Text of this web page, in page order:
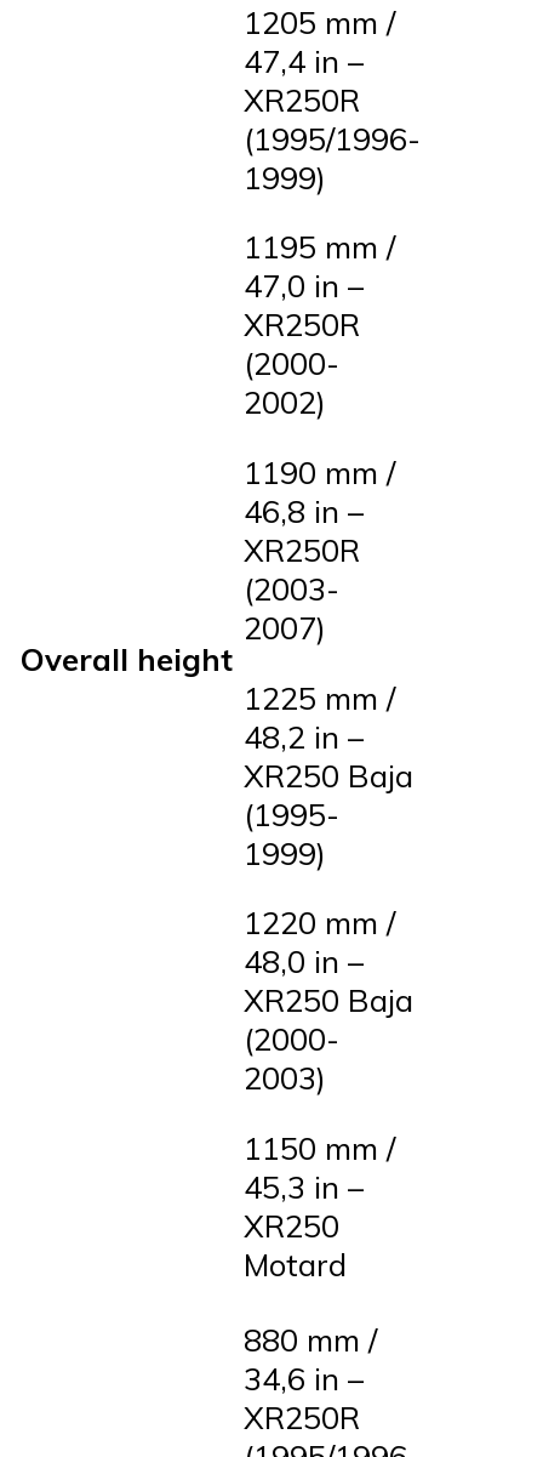
Overall height
1205 mm /
47,4 in –
XR250R
(1995/1996-
1999)
1195 mm /
47,0 in –
XR250R
(2000-
2002)
1190 mm /
46,8 in –
XR250R
(2003-
2007)
1225 mm /
48,2 in –
XR250 Baja
(1995-
1999)
1220 mm /
48,0 in –
XR250 Baja
(2000-
2003)
1150 mm /
45,3 in –
XR250
Motard
880 mm /
34,6 in –
XR250R